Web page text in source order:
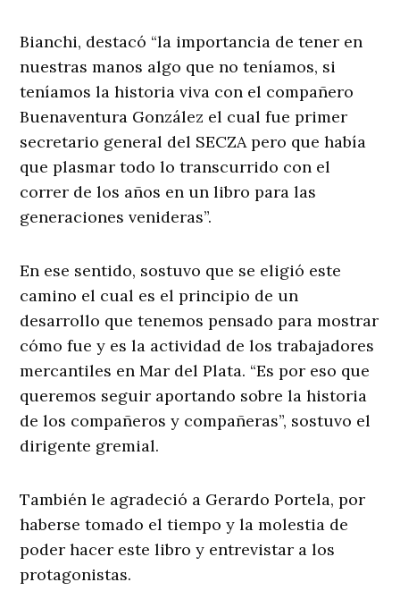
Bianchi, destacó “la importancia de tener en
nuestras manos algo que no teníamos, si
teníamos la historia viva con el compañero
Buenaventura González el cual fue primer
secretario general del SECZA pero que había
que plasmar todo lo transcurrido con el
correr de los años en un libro para las
generaciones venideras”.
En ese sentido, sostuvo que se eligió este
camino el cual es el principio de un
desarrollo que tenemos pensado para mostrar
cómo fue y es la actividad de los trabajadores
mercantiles en Mar del Plata. “Es por eso que
queremos seguir aportando sobre la historia
de los compañeros y compañeras”, sostuvo el
dirigente gremial.
También le agradeció a Gerardo Portela, por
haberse tomado el tiempo y la molestia de
poder hacer este libro y entrevistar a los
protagonistas.